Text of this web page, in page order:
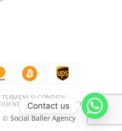
TERMENI ȘI CONDIȚII
CONTACT
© Social Baller Agency
Contact us